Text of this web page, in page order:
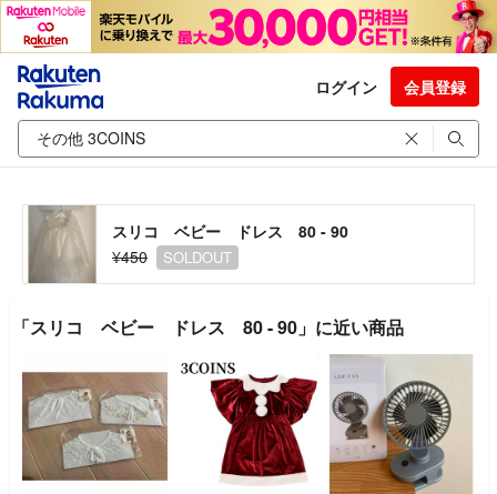
ログイン 会員登録
スリコ ベビー ドレス 80 - 90
¥450
SOLDOUT
「スリコ ベビー ドレス 80 - 90」に近い商品